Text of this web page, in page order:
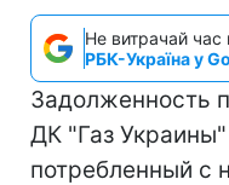
Не витрачай час
РБК-Україна у
Задолженность
ДК "Газ
потребленный с